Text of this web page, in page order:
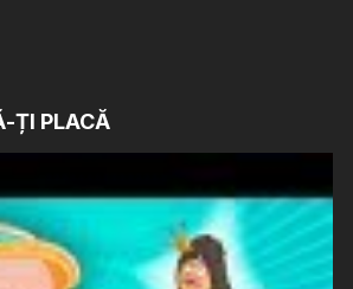
ȚI PLACĂ